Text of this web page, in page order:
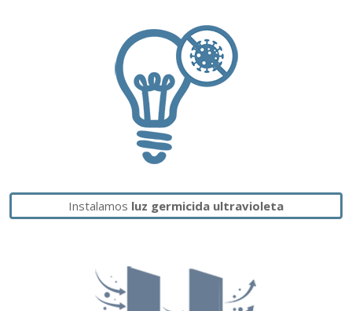
Instalamos luz germicida ultravioleta